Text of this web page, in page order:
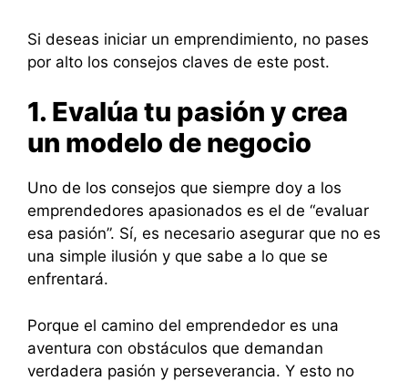
Si deseas iniciar un emprendimiento, no pases
por alto los consejos claves de este post.
1. Evalúa tu pasión y crea
un modelo de negocio
Uno de los consejos que siempre doy a los
emprendedores apasionados es el de “evaluar
esa pasión”. Sí, es necesario asegurar que no es
una simple ilusión y que sabe a lo que se
enfrentará.
Porque el camino del emprendedor es una
aventura con obstáculos que demandan
verdadera pasión y perseverancia. Y esto no